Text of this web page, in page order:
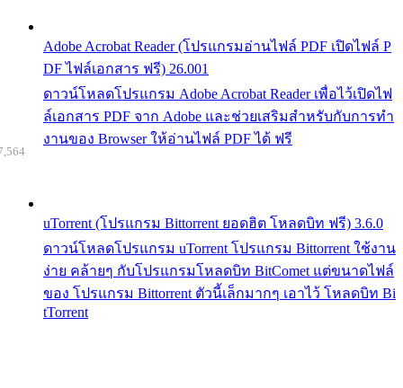
Adobe Acrobat Reader (โปรแกรมอ่านไฟล์ PDF เปิดไฟล์ P
DF ไฟล์เอกสาร ฟรี) 26.001
ดาวน์โหลดโปรแกรม Adobe Acrobat Reader เพื่อไว้เปิดไฟ
ล์เอกสาร PDF จาก Adobe และช่วยเสริมสำหรับกับการทำ
งานของ Browser ให้อ่านไฟล์ PDF ได้ ฟรี
uTorrent (โปรแกรม Bittorrent ยอดฮิต โหลดบิท ฟรี) 3.6.0
ดาวน์โหลดโปรแกรม uTorrent โปรแกรม Bittorrent ใช้งาน
ง่าย คล้ายๆ กับโปรแกรมโหลดบิท BitComet แต่ขนาดไฟล์
ของ โปรแกรม Bittorrent ตัวนี้เล็กมากๆ เอาไว้ โหลดบิท Bi
tTorrent